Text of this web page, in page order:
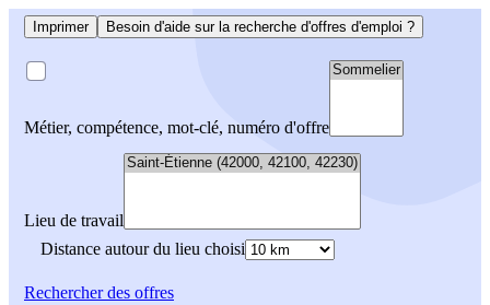
Imprimer Besoin d'aide sur la recherche d'offres d'emploi ?
Métier, compétence, mot-clé, numéro d'offre
Lieu de travail
Distance autour du lieu choisi
Rechercherdes offres